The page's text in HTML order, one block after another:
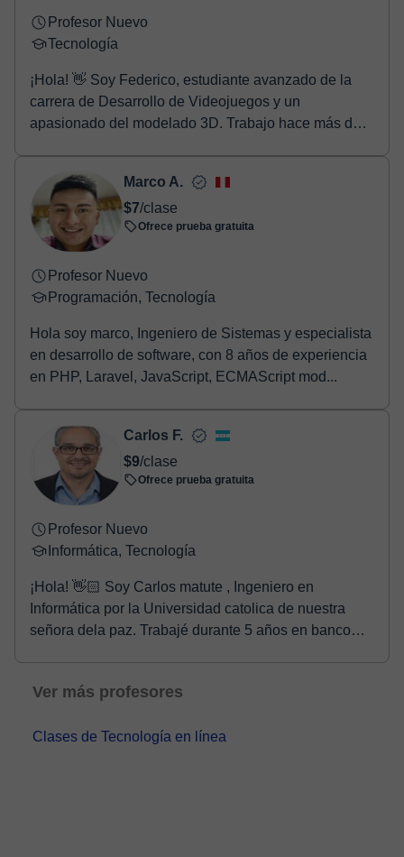
Profesor Nuevo
Tecnología
¡Hola! 👋 Soy Federico, estudiante avanzado de la
carrera de Desarrollo de Videojuegos y un
apasionado del modelado 3D. Trabajo hace más de 3
Marco A.
$7/clase
Ofrece prueba gratuita
Profesor Nuevo
Programación, Tecnología
Hola soy marco, Ingeniero de Sistemas y especialista
en desarrollo de software, con 8 años de experiencia
en PHP, Laravel, JavaScript, ECMAScript mod...
Carlos F.
$9/clase
Ofrece prueba gratuita
Profesor Nuevo
Informática, Tecnología
¡Hola! 👋🏻 Soy Carlos matute , Ingeniero en
Informática por la Universidad catolica de nuestra
señora dela paz. Trabajé durante 5 años en banco
Ver más profesores
Clases de Tecnología en línea